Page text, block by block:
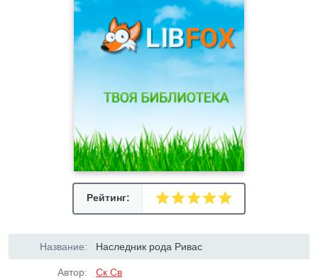
Рейтинг:
Название: Наследник рода Ривас
Автор: Ск Св